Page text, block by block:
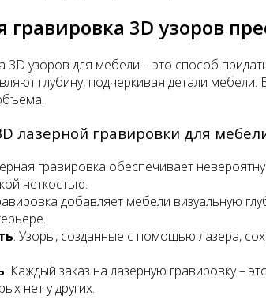
гравировка 3D узоров
3D узоров для мебели – это способ
глубину, подчеркивая детали
лазерной гравировки для
гравировка обеспечивает
четкостью.
добавляет мебели визуальную
: Узоры, созданные с помощью лазера,
: Каждый заказ на лазерную гравировку –
нет у других.